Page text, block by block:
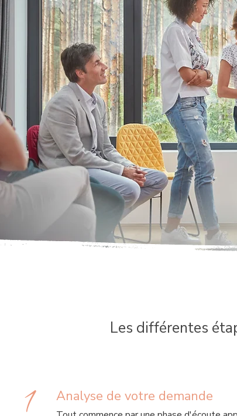
Les différentes
Analyse de votre demande